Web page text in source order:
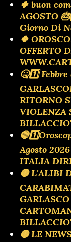
🍀 buon
AGOSTO
Giorno Di
🍀
OFFERTO
🤒1️⃣
RITORNO
VIOLENZA
Agosto
ITALIA
🟡 L'ALIBI
🟡 LE